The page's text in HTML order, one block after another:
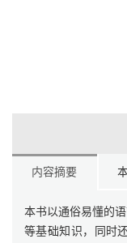
内容摘要
本书以通俗易懂的
等基础知识，同时